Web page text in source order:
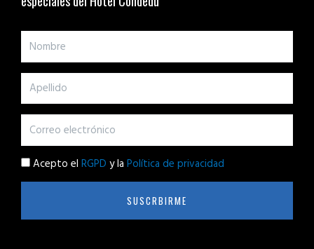
Acepto el RGPD y la Política de privacidad
SUSCRBIRME